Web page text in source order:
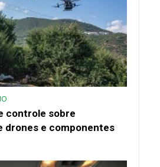
controle sobre
drones e componentes